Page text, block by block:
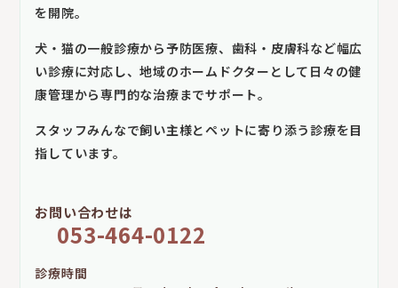
を開院。
犬・猫の一般診療から予防医療、歯科・皮膚科など幅広
い診療に対応し、地域のホームドクターとして日々の健
康管理から専門的な治療までサポート。
スタッフみんなで飼い主様とペットに寄り添う診療を目
指しています。
お問い合わせは
053-464-0122
診療時間